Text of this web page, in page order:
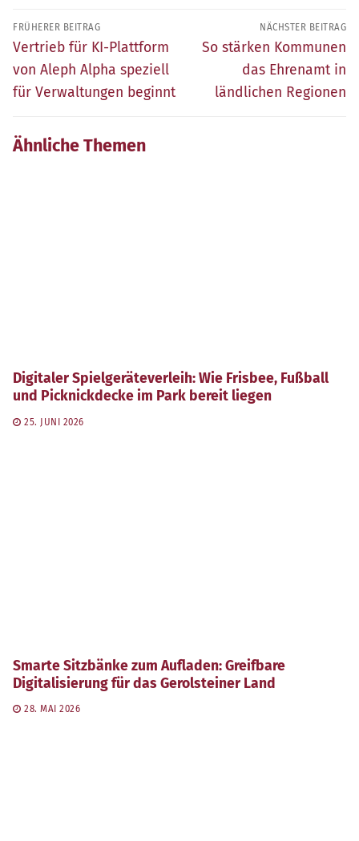
Beitragsnavigation
FRÜHERER BEITRAG
Früherer
Beitrag:
Vertrieb für KI-Plattform
von Aleph Alpha speziell
für Verwaltungen beginnt
NÄCHSTER BEITRAG
Nächster
Beitrag:
So stärken Kommunen
das Ehrenamt in
ländlichen Regionen
Ähnliche Themen
Digitaler Spielgeräteverleih: Wie Frisbee, Fußball
und Picknickdecke im Park bereit liegen
25. JUNI 2026
Smarte Sitzbänke zum Aufladen: Greifbare
Digitalisierung für das Gerolsteiner Land
28. MAI 2026